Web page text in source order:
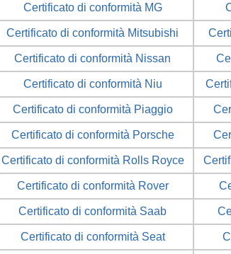
Certificato di conformità MG
Certificato di conformità Mitsubishi
Certificato di conformità Nissan
Certificato di conformità Niu
Certificato di conformità Piaggio
Certificato di conformità Porsche
Certificato di conformità Rolls Royce
Certificato di conformità Rover
Certificato di conformità Saab
Certificato di conformità Seat